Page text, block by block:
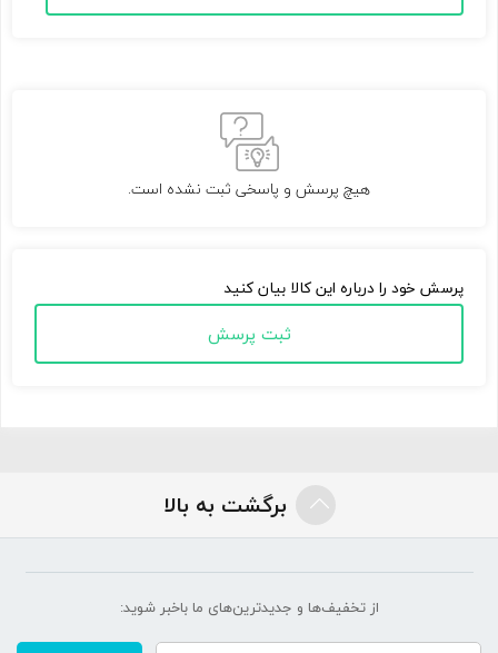
هیچ پرسش و پاسخی ثبت نشده است.
پرسش خود را درباره این کالا بیان کنید
ثبت پرسش
برگشت به بالا
از تخفیف‌ها و جدیدترین‌های ما‌ باخبر شوید: